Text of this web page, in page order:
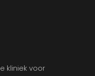
kliniek voor